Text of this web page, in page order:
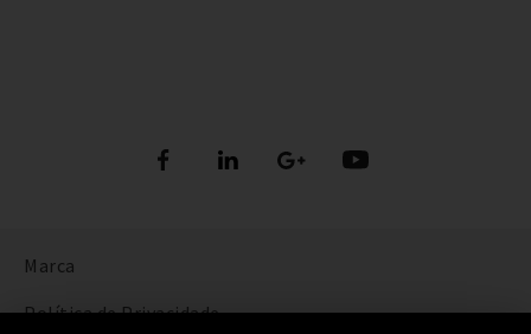
Marca
Política de Privacidade